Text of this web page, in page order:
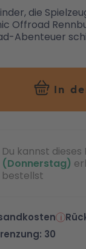
die
Offroad
Abenteuer
In
Du kannst
(Donnerstag)
bestellst
30